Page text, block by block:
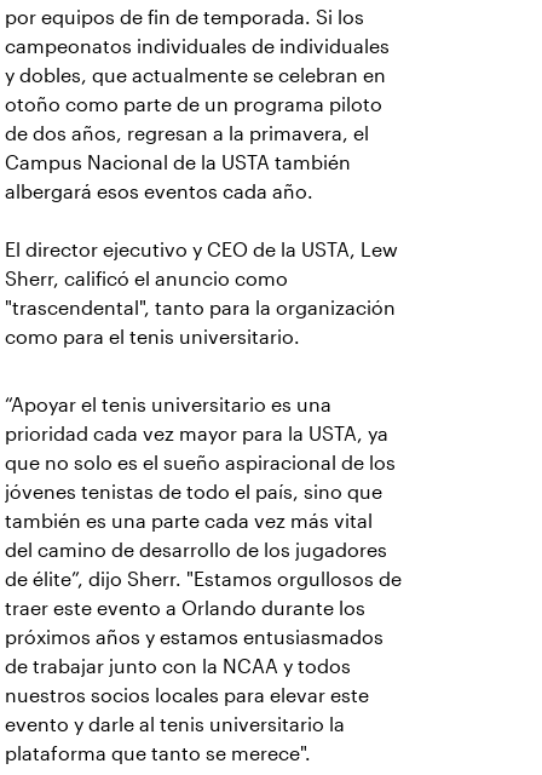
por equipos de fin de temporada. Si los
campeonatos individuales de individuales
y dobles, que actualmente se celebran en
otoño como parte de un programa piloto
de dos años, regresan a la primavera, el
Campus Nacional de la USTA también
albergará esos eventos cada año.
El director ejecutivo y CEO de la USTA, Lew
Sherr, calificó el anuncio como
"trascendental", tanto para la organización
como para el tenis universitario.
“Apoyar el tenis universitario es una
prioridad cada vez mayor para la USTA, ya
que no solo es el sueño aspiracional de los
jóvenes tenistas de todo el país, sino que
también es una parte cada vez más vital
del camino de desarrollo de los jugadores
de élite”, dijo Sherr. "Estamos orgullosos de
traer este evento a Orlando durante los
próximos años y estamos entusiasmados
de trabajar junto con la NCAA y todos
nuestros socios locales para elevar este
evento y darle al tenis universitario la
plataforma que tanto se merece".